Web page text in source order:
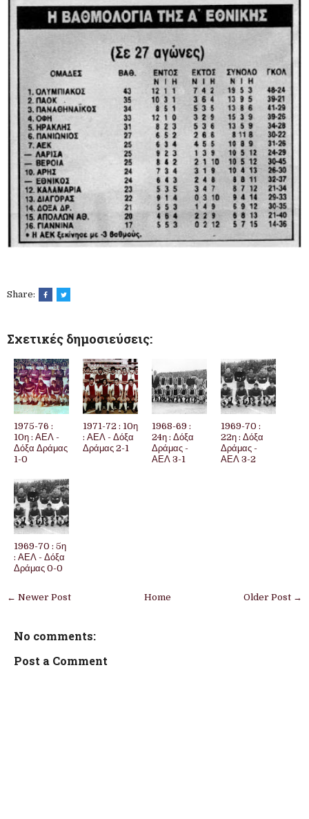
Share:
Σχετικές δημοσιεύσεις:
1975-76 :
10η : ΑΕΛ -
Δόξα Δράμας
1-0
1971-72 : 10η
: ΑΕΛ - Δόξα
Δράμας 2-1
1968-69 :
24η : Δόξα
Δράμας -
ΑΕΛ 3-1
1969-70 :
22η : Δόξα
Δράμας -
ΑΕΛ 3-2
1969-70 : 5η
: ΑΕΛ - Δόξα
Δράμας 0-0
← Newer Post Older Post →
Home
No comments:
Post a Comment